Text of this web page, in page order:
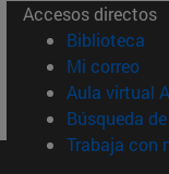
Accesos directos
Biblioteca
Mi correo
Aula virtual
Búsqueda
Trabaja con